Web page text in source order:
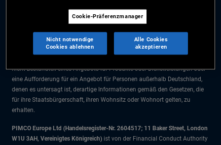
ausschließlich zu Informationszwecken und dürfen nicht als
Anlageberatung verstanden werden. Anleger sollten vor einer
Die Produkte und Dienstleistungen stehen nur Bürgern dieser
nicht Bestandteil eines Angebots für Produkte oder Dienstleistungen oder
eine Aufforderung für ein Angebot für Personen außerhalb Deutschland,
denen es untersagt ist, derartige Informationen gemäß den Gesetzen, die
für ihre Staatsbürgerschaft, ihren Wohnsitz oder Wohnort gelten, zu
erhalten.
PIMCO Europe Ltd (Handelsregister-Nr. 2604517; 11 Baker Street, London
W1U 3AH, Vereinigtes Königreich) ist von der Financial Conduct Authority
Cookie-Präferenzmanager
Nicht notwendige
Cookies ablehnen
Alle Cookies
akzeptieren